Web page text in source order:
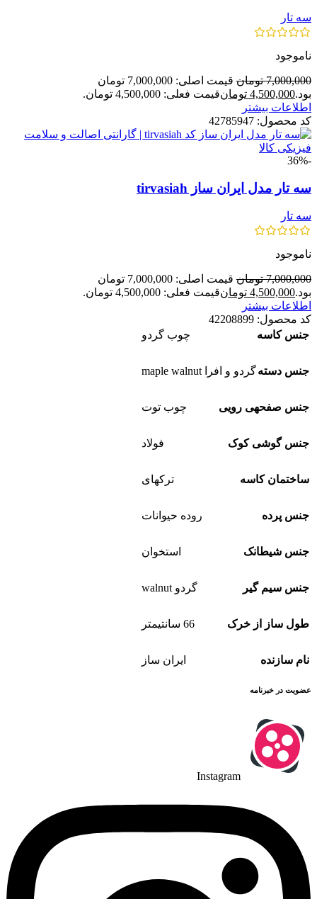
سه تار
ناموجود
7,000,000 تومان
قیمت اصلی: 7,000,000 تومان
بود.4,500,000 تومانقیمت فعلی: 4,500,000 تومان.
اطلاعات بیشتر
کد محصول: 42785947
-36%
سه تار مدل ایران ساز tirvasiah
سه تار
ناموجود
7,000,000 تومان
قیمت اصلی: 7,000,000 تومان
بود.4,500,000 تومانقیمت فعلی: 4,500,000 تومان.
اطلاعات بیشتر
کد محصول: 42208899
جنس کاسه
چوب گردو
جنس دستهگردو و افرا maple walnut
جنس صفحهی رویی چوب توت
جنس گوشی کوک فولاد
ساختمان کاسه ترکهای
جنس پرده روده حیوانات
جنس شیطانک استخوان
جنس سیم گیر گردو walnut
طول ساز از خرک 66 سانتیمتر
نام سازنده ایران ساز
عضویت در خبرنامه
Instagram